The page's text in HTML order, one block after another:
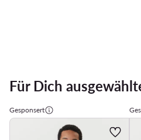
Für Dich
Gesponsert